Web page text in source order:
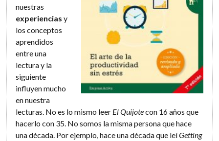
nuestras
experiencias y
los conceptos
aprendidos
entre una
lectura y la
siguiente
influyen mucho
en nuestra
lecturas. No es lo mismo leer El Quijotecon 16 años que
hacerlo con 35. No somos la misma persona que hace
una década. Por ejemplo, hace una década que leíGetting